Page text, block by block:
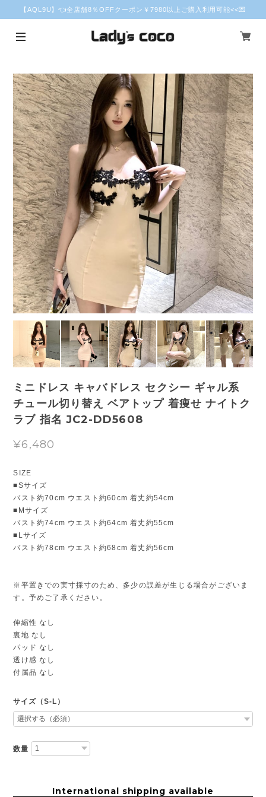
【AQL9U】👈全店舗8％OFFクーポン￥7980以上ご購入利用可能<<💌
ミニドレス キャバドレス セクシー ギャル系
チュール切り替え ベアトップ 着痩せ ナイトク
ラブ 指名 JC2-DD5608
¥6,480
SIZE
■Sサイズ
バスト約70cm ウエスト約60cm 着丈約54cm
■Mサイズ
バスト約74cm ウエスト約64cm 着丈約55cm
■Lサイズ
バスト約78cm ウエスト約68cm 着丈約56cm
※平置きでの実寸採寸のため、多少の誤差が生じる場合がございま
す。予めご了承ください。
伸縮性 なし
裏地 なし
パッド なし
透け感 なし
付属品 なし
サイズ（S-L）
数量
International shipping available